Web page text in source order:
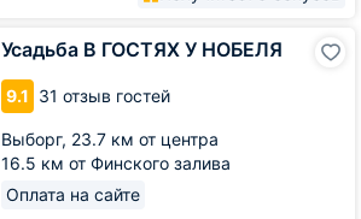
Усадьба В ГОСТЯХ У НОБЕЛЯ
9.1 31 отзыв гостей
Выборг, 23.7 км от центра
16.5 км от Финского залива
Оплата на сайте